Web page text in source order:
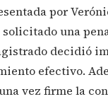
por
una
decidió
efectivo.
vez firme la